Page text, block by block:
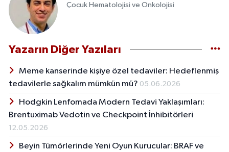
Çocuk Hematolojisi ve Onkolojisi
Yazarın Diğer Yazıları
Meme kanserinde kişiye özel tedaviler: Hedeflenmiş
tedavilerle sağkalım mümkün mü? 05.06.2026
Hodgkin Lenfomada Modern Tedavi Yaklaşımları:
Brentuximab Vedotin ve Checkpoint İnhibitörleri
12.05.2026
Beyin Tümörlerinde Yeni Oyun Kurucular: BRAF ve